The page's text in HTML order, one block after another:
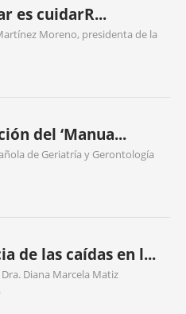
es cuidarR...
Moreno, presidenta de la
del ‘Manua...
de Geriatría y Gerontología
de las caídas en l...
Diana Marcela Matiz